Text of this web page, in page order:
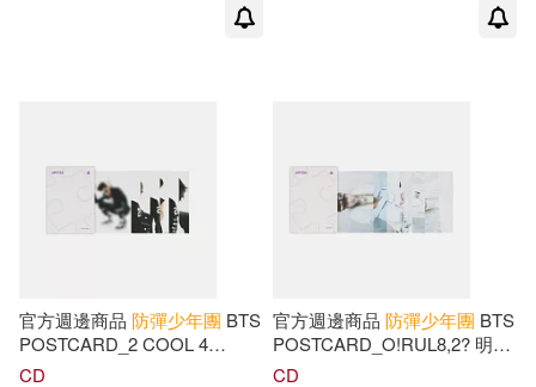
官方週邊商品 防彈少年團 BTS
POSTCARD_2 COOL 4
SKOOL 明信片組 (韓國進口版)
CD
官方週邊商品 防彈少年團 BTS
POSTCARD_O!RUL8,2? 明信
片組 (韓國進口版)
CD